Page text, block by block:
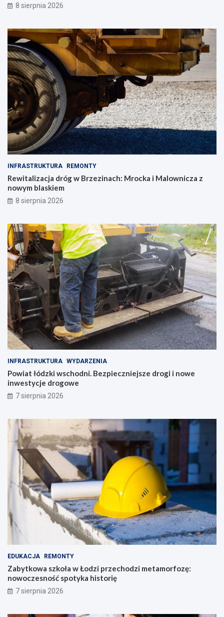
8 sierpnia 2026
INFRASTRUKTURA REMONTY
Rewitalizacja dróg w Brzezinach: Mrocka i Malownicza z
nowym blaskiem
8 sierpnia 2026
INFRASTRUKTURA WYDARZENIA
Powiat łódzki wschodni. Bezpieczniejsze drogi i nowe
inwestycje drogowe
7 sierpnia 2026
EDUKACJA REMONTY
Zabytkowa szkoła w Łodzi przechodzi metamorfozę:
nowoczesność spotyka historię
7 sierpnia 2026